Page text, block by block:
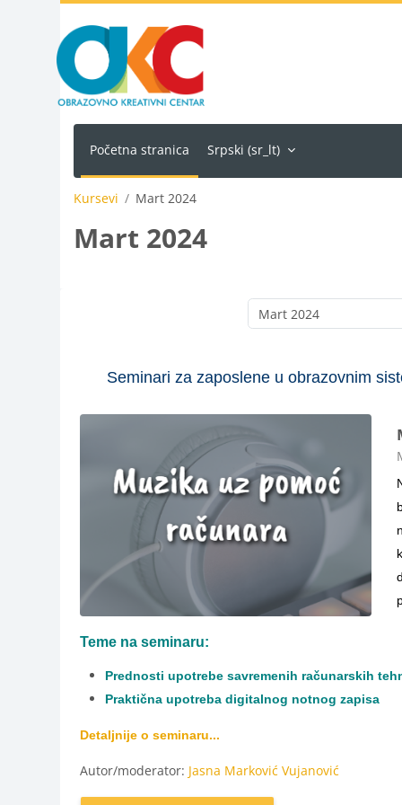
Početna stranica Srpski ‎(sr_lt)‎
Kursevi Mart 2024
Mart 2024
Seminari za zaposlene u obrazovnim
Teme na seminaru:
Prednosti upotrebe savremenih računarskih
Praktična upotreba digitalnog notnog zapisa
Detaljnije o seminaru...
Autor/moderator: Jasna Marković Vujanović